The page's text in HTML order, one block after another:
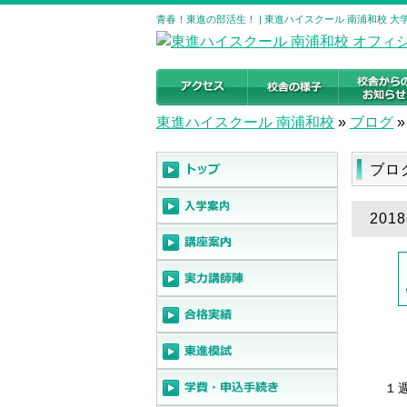
青春！東進の部活生！ | 東進ハイスクール 南浦和校 大
東進ハイスクール 南浦和校 » ブログ »
ブロ
１